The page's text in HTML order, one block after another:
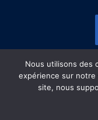
Nous utilisons des
expérience sur
site, nous